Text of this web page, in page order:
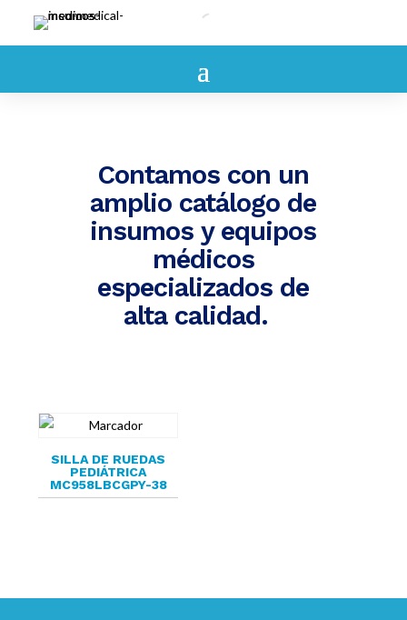
Contamos con un
amplio catálogo de
insumos y equipos
médicos
especializados de
alta calidad.
SILLA DE RUEDAS
PEDIÁTRICA
MC958LBCGPY-38